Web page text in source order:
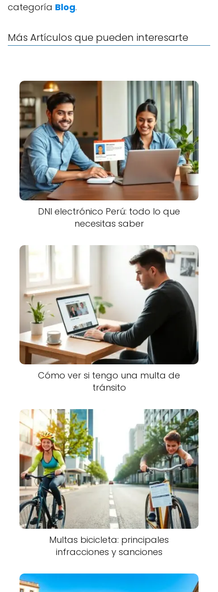
categoría Blog.
Más Artículos que pueden interesarte
DNI electrónico Perú: todo lo que
necesitas saber
Cómo ver si tengo una multa de
tránsito
Multas bicicleta: principales
infracciones y sanciones